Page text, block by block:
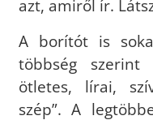
azt, amiről ír.
A borítót is
többség szerint
ötletes, lírai,
szép”. A